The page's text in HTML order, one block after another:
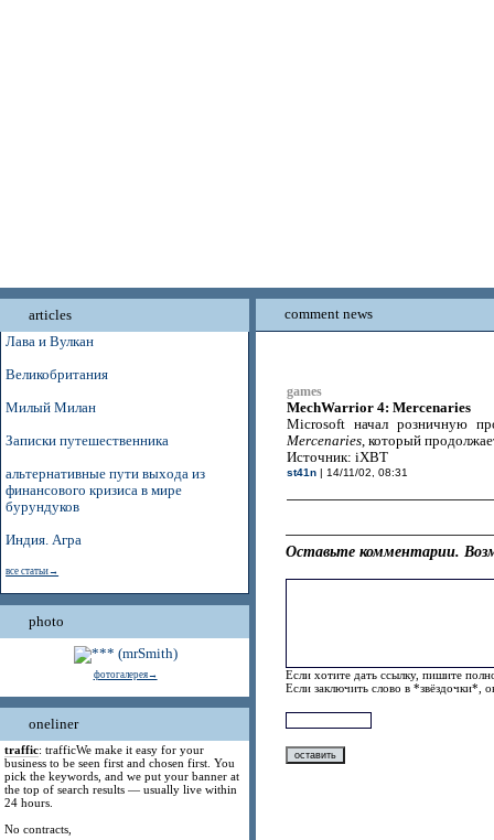
articles
Лава и Вулкан
Великобритания
Милый Милан
Записки путешественника
альтернативные пути выхода из
финансового кризиса в мире
бурундуков
Индия. Агра
все статьи→
photo
фотогалерея→
oneliner
traffic: trafficWe make it easy for your
business to be seen first and chosen first. You
pick the keywords, and we put your banner at
the top of search results — usually live within
24 hours.
No contracts,
comment news
games
MechWarrior 4: Mercenaries
Microsoft начал розничную
Mercenaries, который
Источник: iXBT
st41n| 14/11/02, 08:31
Оставьте комментарии.
Если хотите дать ссылку, пишите
Если заключить слово в *звёздочки*,